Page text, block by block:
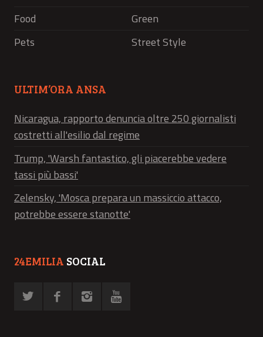
Food
Green
Pets
Street Style
ULTIM’ORA ANSA
Nicaragua, rapporto denuncia oltre 250 giornalisti
costretti all'esilio dal regime
Trump, 'Warsh fantastico, gli piacerebbe vedere
tassi più bassi'
Zelensky, 'Mosca prepara un massiccio attacco,
potrebbe essere stanotte'
24EMILIA SOCIAL